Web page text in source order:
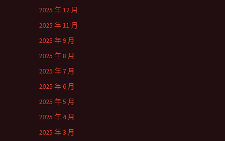
2025 年 12 月
2025 年 11 月
2025 年 9 月
2025 年 8 月
2025 年 7 月
2025 年 6 月
2025 年 5 月
2025 年 4 月
2025 年 3 月